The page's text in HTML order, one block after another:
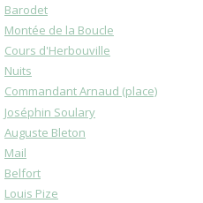
Barodet
Montée de la Boucle
Cours d'Herbouville
Nuits
Commandant Arnaud (place)
Joséphin Soulary
Auguste Bleton
Mail
Belfort
Louis Pize